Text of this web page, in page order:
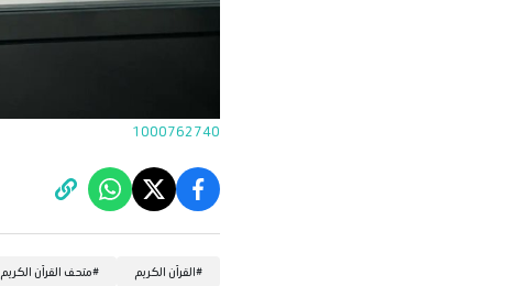
1000762740
#القرآن الكريم #متحف القرآن الكريم